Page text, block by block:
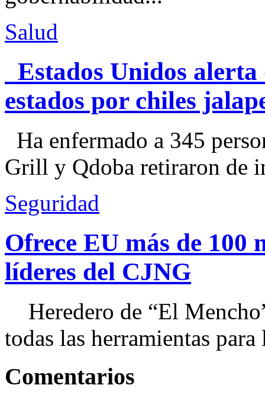
Salud
Estados Unidos alerta
estados por chiles
Ha enfermado a 345
Grill y Qdoba retiraron de
Seguridad
Ofrece EU más de 100
líderes del CJNG
Heredero de “El
todas las herramientas
Comentarios